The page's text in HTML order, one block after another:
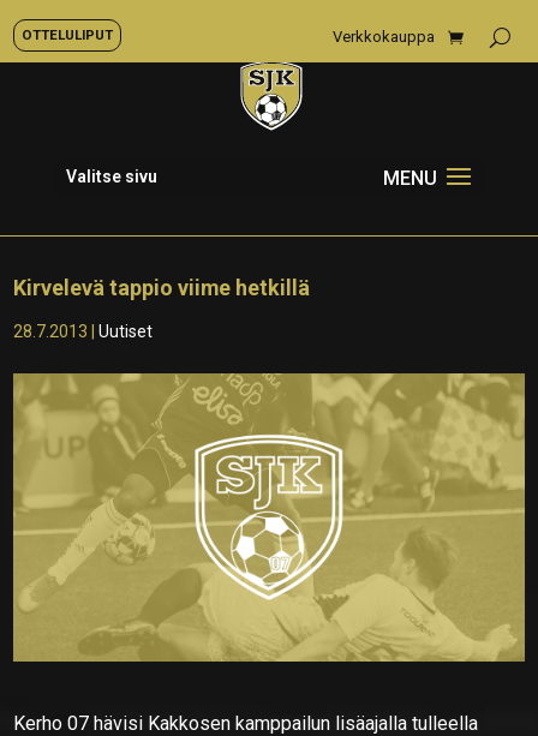
OTTELULIPUT Verkkokauppa
Valitse sivu
Kirvelevä tappio viime hetkillä
28.7.2013 |Uutiset
Kerho 07 hävisi Kakkosen kamppailun lisäajalla tulleella